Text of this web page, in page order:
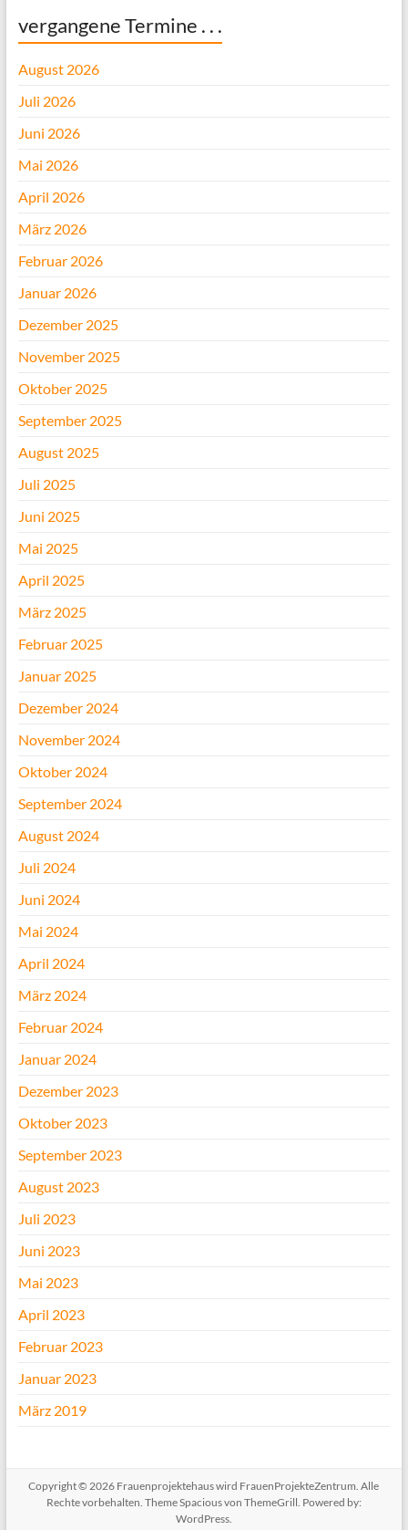
vergangene Termine . . .
August 2026
Juli 2026
Juni 2026
Mai 2026
April 2026
März 2026
Februar 2026
Januar 2026
Dezember 2025
November 2025
Oktober 2025
September 2025
August 2025
Juli 2025
Juni 2025
Mai 2025
April 2025
März 2025
Februar 2025
Januar 2025
Dezember 2024
November 2024
Oktober 2024
September 2024
August 2024
Juli 2024
Juni 2024
Mai 2024
April 2024
März 2024
Februar 2024
Januar 2024
Dezember 2023
Oktober 2023
September 2023
August 2023
Juli 2023
Juni 2023
Mai 2023
April 2023
Februar 2023
Januar 2023
März 2019
Copyright © 2026 Frauenprojektehaus wird FrauenProjekteZentrum . Alle
Rechte vorbehalten. ThemeSpaciousvon ThemeGrill. Powered by:
WordPress.